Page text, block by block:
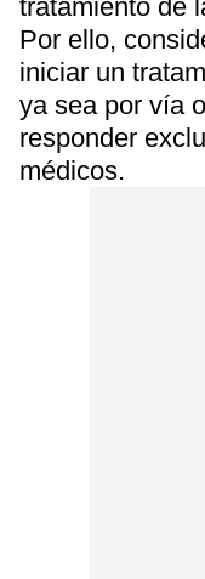
tratamiento de
Por ello,
iniciar un
ya sea por vía
responder
médicos.